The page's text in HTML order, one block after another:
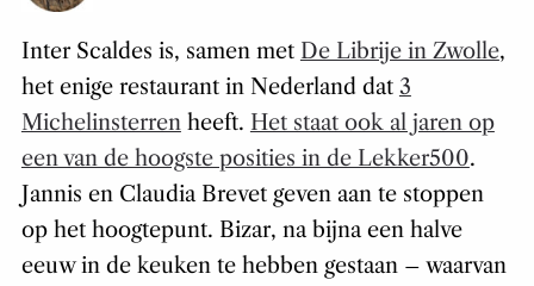
Inter Scaldes is, samen met De Librije in Zwolle,
het enige restaurant in Nederland dat 3
Michelinsterrenheeft. Het staat ook al jaren op
een van de hoogste posities in de Lekker500.
Jannis en Claudia Brevet geven aan te stoppen
op het hoogtepunt. Bizar, na bijna een halve
eeuw in de keuken te hebben gestaan – waarvan